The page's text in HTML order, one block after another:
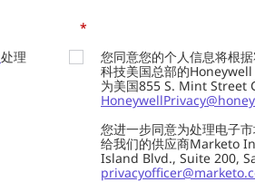
处理
*
您同意您的个人信息将根
科技美国总部的
为美国855 S. Mint Street
您进一步同意为处理电子
给我们的供应商Marketo
Island Blvd., Suite 200,